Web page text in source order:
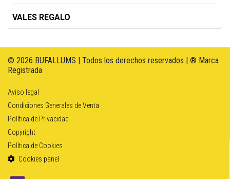
VALES REGALO
© 2026 BUFALLUMS | Todos los derechos reservados | ® Marca
Registrada
Aviso legal
Condiciones Generales de Venta
Política de Privacidad
Copyright
Política de Cookies
Cookies panel